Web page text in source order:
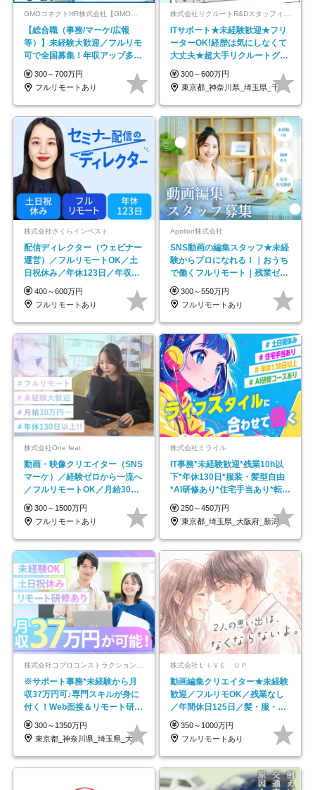
GMOコネクトHR株式会社【GMOインターネットグループ】
【総合職（事務/マーケ/広報
等）】未経験大歓迎／フルリモ
可で全国募集！年収アップ多数
★年休最大130日★
300～700万円
フルリモートあり
株式会社リクルートR&Dスタッフィング【リクルートグループ】
ITサポート★未経験歓迎★フリ
ーターOK!経歴は気にしなくて
大丈夫★超大手リクルートグル
ープの正社員/sg
300～600万円
東京都_神奈川県_埼玉県_千葉県_大阪府…
株式会社さくらインベスト
配信ディレクター（ウェビナー
運営）／フルリモートOK／土
日祝休み／年休123日／年収
600万円可
400～600万円
フルリモートあり
Apollon株式会社
SNS動画の編集スタッフ★未経
験からプロになれる！｜おうち
で働くフルリモート｜残業ゼロ
で18時退勤◎
300～550万円
フルリモートあり
株式会社One feat.
動画・映像クリエイター（SNS
マーケ）／経験ゼロから一流へ
／フルリモートOK／月給30万
円～／年休130日以上
300～1500万円
フルリモートあり
株式会社ミライル
IT事務*未経験歓迎*残業10h以
下*年休130日*服装・髪型自由
*AI研修あり*住宅手当あり*転勤
なし
250～450万円
東京都_埼玉県_大阪府_新潟県_福岡県
※サポート事務*未経験から月
収37万円可♪専門スキルが身に
付く！Web面接＆リモート研修
も充実♪/a
300～1350万円
東京都_神奈川県_埼玉県_大阪府_愛知県…
株式会社ＬＩＶＥ ＵＰ
動画編集クリエイター★未経験
歓迎／フルリモOK／残業なし
／年間休日125日／髪・服・ネ
イル自由／研修充実で安心
350～1000万円
フルリモートあり